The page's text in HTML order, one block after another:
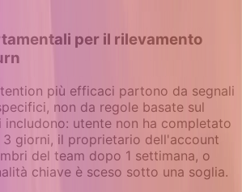
per il rilevamento
più efficaci partono da segnali
non da regole basate sul
includono: utente non ha completato
giorni, il proprietario dell'account
del team dopo 1 settimana, o
chiave è sceso sotto una soglia.